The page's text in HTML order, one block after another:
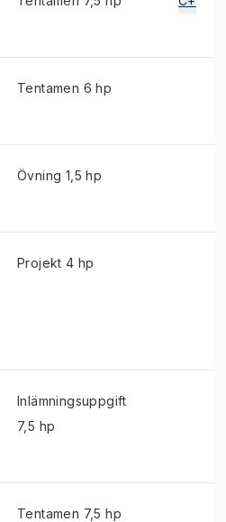
Tentamen 6 hp
Övning 1,5 hp
Projekt 4 hp
Inlämningsuppgift
7,5 hp
Tentamen 7,5 hp